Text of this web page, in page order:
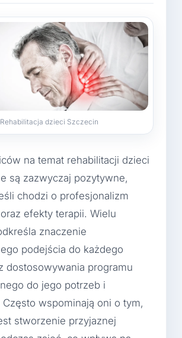
Rehabilitacja dzieci Szczecin
na temat rehabilitacji dzieci
są zazwyczaj pozytywne,
chodzi o profesjonalizm
efekty terapii. Wielu
znaczenie
podejścia do każdego
dostosowywania programu
do jego potrzeb i
wspominają oni o tym,
stworzenie przyjaznej